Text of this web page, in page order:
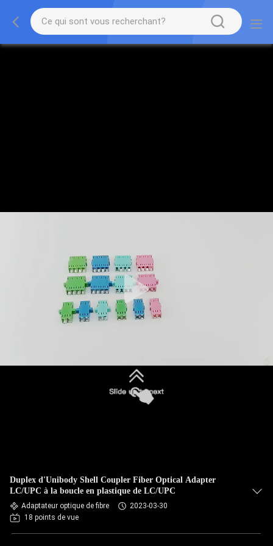
Duplex d'Unibody Shell Coupler Fiber Optical Adapter
LC/UPC à la boucle en plastique de LC/UPC
Adaptateur optique de fibre
2023-03-30
18 points de vue